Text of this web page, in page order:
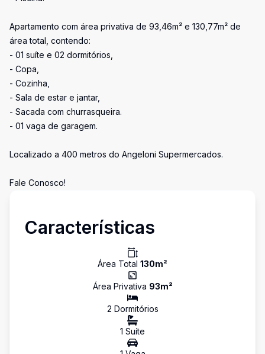
Apartamento com área privativa de 93,46m² e 130,77m² de
área total, contendo:
- 01 suíte e 02 dormitórios,
- Copa,
- Cozinha,
- Sala de estar e jantar,
- Sacada com churrasqueira.
- 01 vaga de garagem.
Localizado a 400 metros do Angeloni Supermercados.
Fale Conosco!
Características
Área Total 130m²
Área Privativa 93m²
2 Dormitórios
1 Suíte